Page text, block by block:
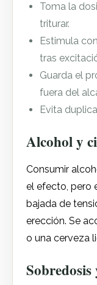
Toma la
triturar.
Estimula
tras
Guarda el
fuera del
Evita
Alcohol y
Consumir
el efecto, pero
bajada de
erección. Se
o una cerveza
Sobredosis